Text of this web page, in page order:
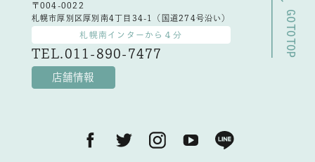
〒004-0022
札幌市厚別区厚別南4丁目34-1（国道274号沿い）
札幌南インターから４分
TEL.011-890-7477
店舗情報 GO TO TOP